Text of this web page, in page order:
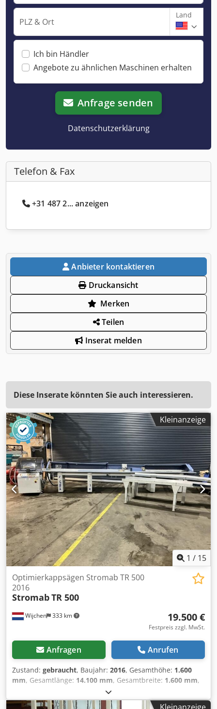
PLZ & Ort
Land
Ich bin Händler
Angebote zu ähnlichen Maschinen erhalten
Anfrage senden
Datenschutzerklärung
Telefon & Fax
+31 487 2... anzeigen
Anbieter kontaktieren
Druckansicht
Merken
Teilen
Inserat melden
Diese Inserate könnten Sie auch interessieren.
Kleinanzeige
1 / 15
Wijchen 333 km
Optimierkappsägen Stromab TR 500
2016
StromabTR 500
19.500 €
Festpreis zzgl. MwSt.
Anfragen Anrufen
Zustand: gebraucht, Baujahr: 2016, Gesamthöhe: 1.600
mm, Gesamtlänge: 14.100 mm, Gesamtbreite: 1.600 mm,
Farbe: Grau Gewicht: 2.500 kg - Baujahr: 2016 -
Dokumentation verfügbar: Ja - CE-Kennzeichnung